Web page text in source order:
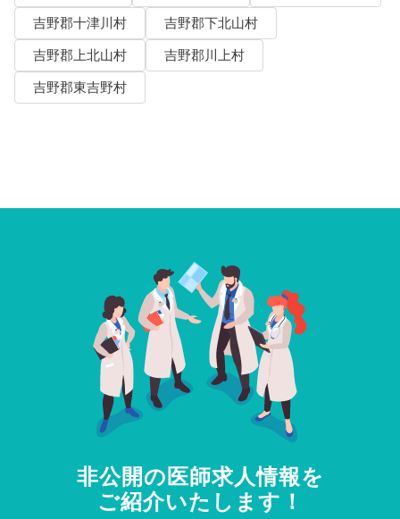
吉野郡十津川村
吉野郡下北山村
吉野郡上北山村
吉野郡川上村
吉野郡東吉野村
非公開の医師求人情報を
ご紹介いたします！